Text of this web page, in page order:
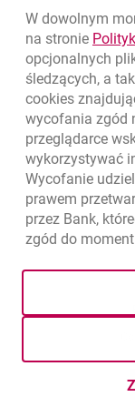
Ochrona danych
W dowolnym
na stronie
opcjonalnych
śledzących, a
cookies
wycofania zgód
przeglądarce
wykorzystywać
Wycofanie
prawem
przez Bank,
zgód do